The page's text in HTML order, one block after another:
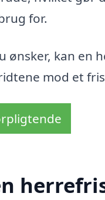
for.
ønsker, kan
mod et